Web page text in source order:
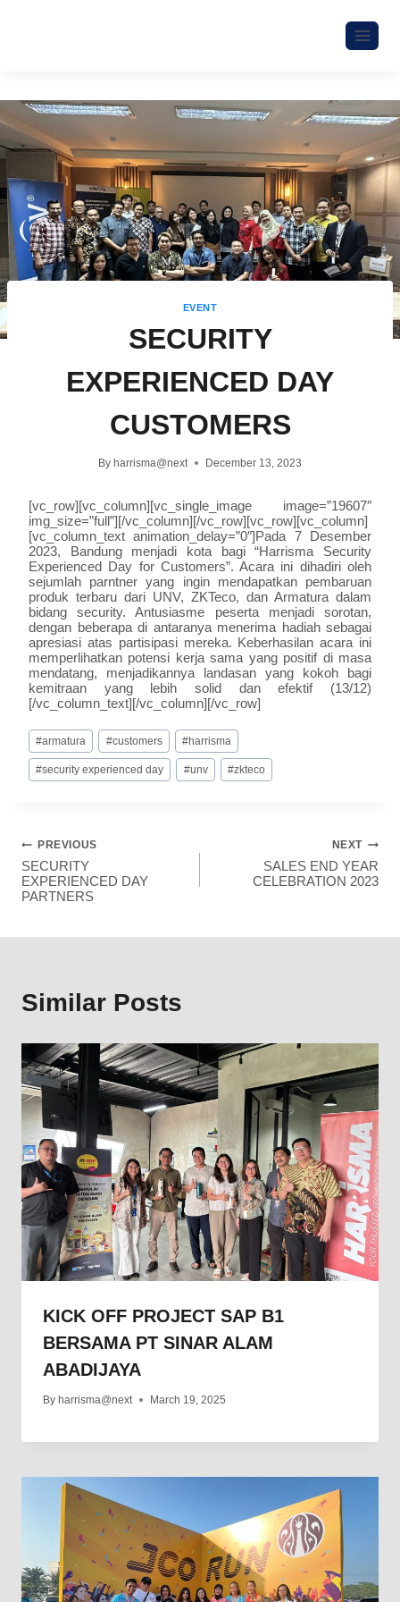
EVENT
SECURITY
EXPERIENCED DAY
CUSTOMERS
By harrisma@next December 13, 2023
[vc_row][vc_column][vc_single_image image=”19607″
img_size=”full”][/vc_column][/vc_row][vc_row][vc_column]
[vc_column_text animation_delay=”0″]Pada 7 Desember
2023, Bandung menjadi kota bagi “Harrisma Security
Experienced Day for Customers”. Acara ini dihadiri oleh
sejumlah parntner yang ingin mendapatkan pembaruan
produk terbaru dari UNV, ZKTeco, dan Armatura dalam
bidang security. Antusiasme peserta menjadi sorotan,
dengan beberapa di antaranya menerima hadiah sebagai
apresiasi atas partisipasi mereka. Keberhasilan acara ini
memperlihatkan potensi kerja sama yang positif di masa
mendatang, menjadikannya landasan yang kokoh bagi
kemitraan yang lebih solid dan efektif (13/12)
[/vc_column_text][/vc_column][/vc_row]
#armatura #customers #harrisma
#security experienced day #unv #zkteco
PREVIOUS
SECURITY
EXPERIENCED DAY
PARTNERS
NEXT
SALES END YEAR
CELEBRATION 2023
Similar Posts
KICK OFF PROJECT SAP B1
BERSAMA PT SINAR ALAM
ABADIJAYA
By harrisma@next March 19, 2025